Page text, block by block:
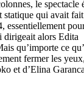
le spectacle
statique qui avait fait
essentiellement
dirigeait alors Edita
qu’importe ce
fermer les
et d’Elina